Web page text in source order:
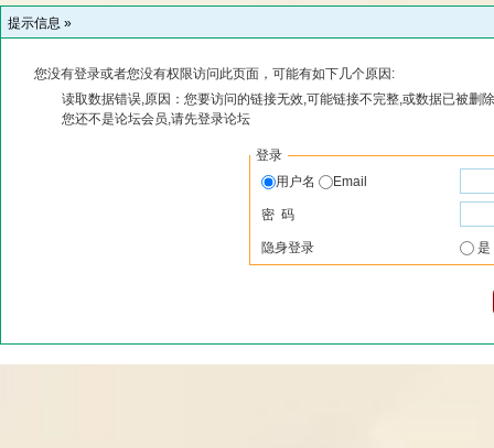
提示信息 »
您没有登录或者您没有权限访问此页面，可能有如下几个原因:
读取数据错误,原因：您要访问的链接无效,可能链接不完整,或数据已被删
您还不是论坛会员,请先登录论坛
登录
用户名
Email
密 码
隐身登录